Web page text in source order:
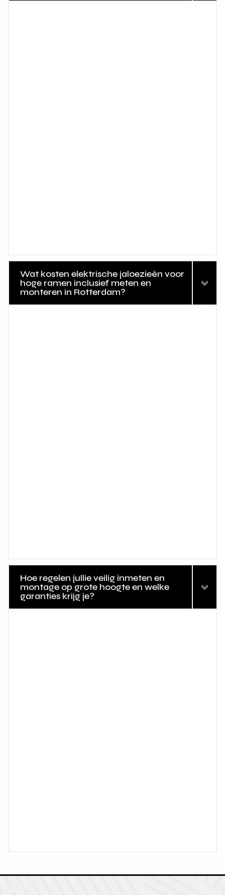
Wat kosten elektrische jaloezieën voor
hoge ramen inclusief meten en
monteren in Rotterdam?
Hoe regelen jullie veilig inmeten en
montage op grote hoogte en welke
garanties krijg je?